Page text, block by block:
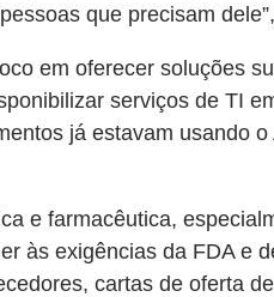
que precisam
em oferecer soluções
serviços de TI
já estavam usando
e farmacêutica,
às exigências da FDA e
cartas de oferta